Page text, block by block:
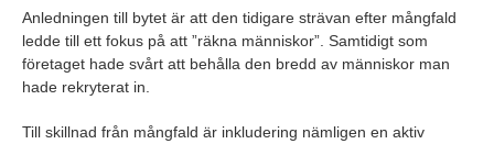
Anledningen till bytet är att den tidigare strävan efter mångfald
ledde till ett fokus på att ”räkna människor”. Samtidigt som
företaget hade svårt att behålla den bredd av människor man
hade rekryterat in.
Till skillnad från mångfald är inkludering nämligen en aktiv